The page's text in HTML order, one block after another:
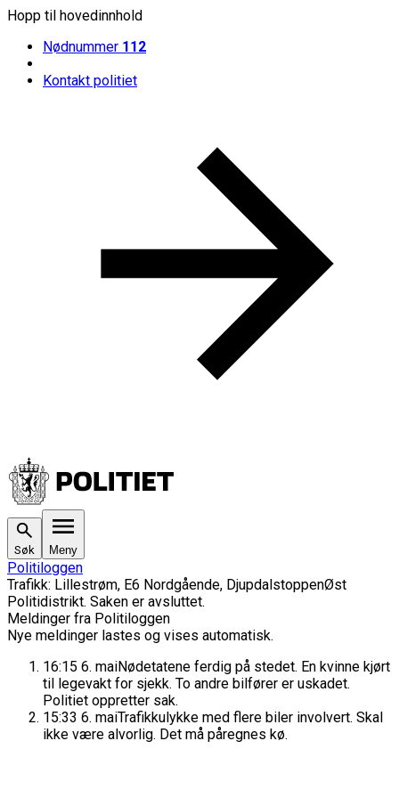
Hopp til hovedinnhold
Nødnummer 112
Kontakt politiet
Søk Meny
Politiloggen
Trafikk: Lillestrøm, E6 Nordgående, DjupdalstoppenØst
Politidistrikt. Saken er avsluttet.
Meldinger fra Politiloggen
Nye meldinger lastes og vises automatisk.
16:15 6. maiNødetatene ferdig på stedet. En kvinne kjørt
til legevakt for sjekk. To andre bilfører er uskadet.
Politiet oppretter sak.
15:33 6. maiTrafikkulykke med flere biler involvert. Skal
ikke være alvorlig. Det må påregnes kø.